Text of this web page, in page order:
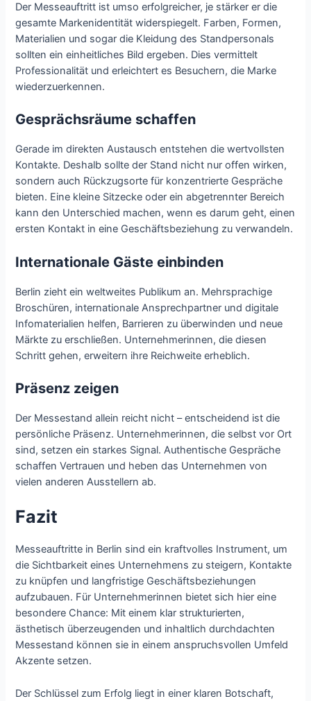
Der Messeauftritt ist umso erfolgreicher, je stärker er die
gesamte Markenidentität widerspiegelt. Farben, Formen,
Materialien und sogar die Kleidung des Standpersonals
sollten ein einheitliches Bild ergeben. Dies vermittelt
Professionalität und erleichtert es Besuchern, die Marke
wiederzuerkennen.
Gesprächsräume schaffen
Gerade im direkten Austausch entstehen die wertvollsten
Kontakte. Deshalb sollte der Stand nicht nur offen wirken,
sondern auch Rückzugsorte für konzentrierte Gespräche
bieten. Eine kleine Sitzecke oder ein abgetrennter Bereich
kann den Unterschied machen, wenn es darum geht, einen
ersten Kontakt in eine Geschäftsbeziehung zu verwandeln.
Internationale Gäste einbinden
Berlin zieht ein weltweites Publikum an. Mehrsprachige
Broschüren, internationale Ansprechpartner und digitale
Infomaterialien helfen, Barrieren zu überwinden und neue
Märkte zu erschließen. Unternehmerinnen, die diesen
Schritt gehen, erweitern ihre Reichweite erheblich.
Präsenz zeigen
Der Messestand allein reicht nicht – entscheidend ist die
persönliche Präsenz. Unternehmerinnen, die selbst vor Ort
sind, setzen ein starkes Signal. Authentische Gespräche
schaffen Vertrauen und heben das Unternehmen von
vielen anderen Ausstellern ab.
Fazit
Messeauftritte in Berlin sind ein kraftvolles Instrument, um
die Sichtbarkeit eines Unternehmens zu steigern, Kontakte
zu knüpfen und langfristige Geschäftsbeziehungen
aufzubauen. Für Unternehmerinnen bietet sich hier eine
besondere Chance: Mit einem klar strukturierten,
ästhetisch überzeugenden und inhaltlich durchdachten
Messestand können sie in einem anspruchsvollen Umfeld
Akzente setzen.
Der Schlüssel zum Erfolg liegt in einer klaren Botschaft,